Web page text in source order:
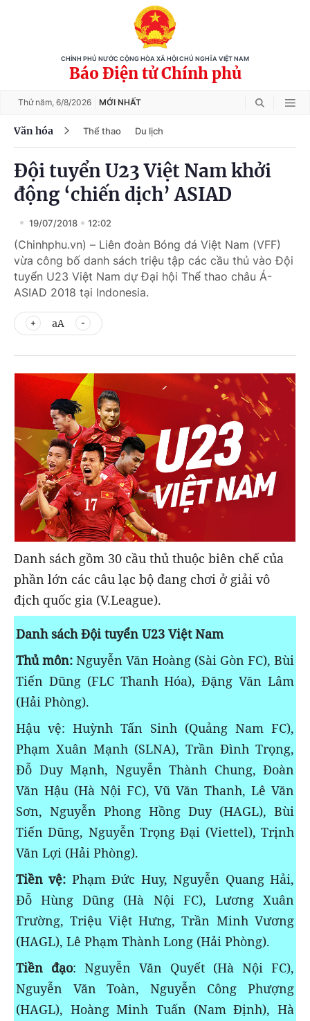
CHÍNH PHỦ NƯỚC CỘNG HÒA XÃ HỘI CHỦ NGHĨA VIỆT NAM
Báo Điện tử Chính phủ
Thứ năm, 6/8/2026 MỚI NHẤT
Văn hóa Thể thao Du lịch
Đội tuyển U23 Việt Nam khởi
động ‘chiến dịch’ ASIAD
19/07/2018 12:02
(Chinhphu.vn) – Liên đoàn Bóng đá Việt Nam (VFF)
vừa công bố danh sách triệu tập các cầu thủ vào Đội
tuyển U23 Việt Nam dự Đại hội Thể thao châu Á-
ASIAD 2018 tại Indonesia.
aA
Danh sách gồm 30 cầu thủ thuộc biên chế của
phần lớn các câu lạc bộ đang chơi ở giải vô
địch quốc gia (V.League).
Danh sách Đội tuyển U23 Việt Nam
Thủ môn: Nguyễn Văn Hoàng (Sài Gòn FC), Bùi
Tiến Dũng (FLC Thanh Hóa), Đặng Văn Lâm
(Hải Phòng).
Hậu vệ: Huỳnh Tấn Sinh (Quảng Nam FC),
Phạm Xuân Mạnh (SLNA), Trần Đình Trọng,
Đỗ Duy Mạnh, Nguyễn Thành Chung, Đoàn
Văn Hậu (Hà Nội FC), Vũ Văn Thanh, Lê Văn
Sơn, Nguyễn Phong Hồng Duy (HAGL), Bùi
Tiến Dũng, Nguyễn Trọng Đại (Viettel), Trịnh
Văn Lợi (Hải Phòng).
Tiền vệ: Phạm Đức Huy, Nguyễn Quang Hải,
Đỗ Hùng Dũng (Hà Nội FC), Lương Xuân
Trường, Triệu Việt Hưng, Trần Minh Vương
(HAGL), Lê Phạm Thành Long (Hải Phòng).
Tiền đạo: Nguyễn Văn Quyết (Hà Nội FC),
Nguyễn Văn Toàn, Nguyễn Công Phượng
(HAGL), Hoàng Minh Tuấn (Nam Định), Hà